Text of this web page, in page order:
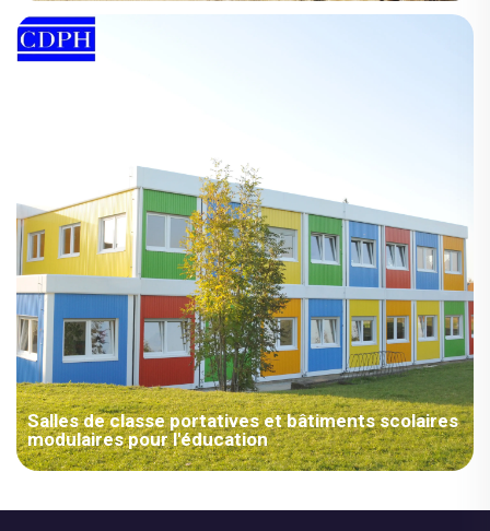
Pakistan – Projet de centrale à charbon Thar de China
Machinery Pakistan – Aperçu du projet : Région : Pakistan, Asie
Salles de classe portatives et bâtiments scolaires
modulaires pour l'éducation
Nord — Bâtiments scolaires modulaires — Aperçu du projet —